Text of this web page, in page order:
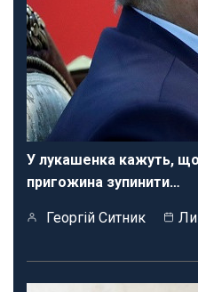
У лукашенка кажуть,
пригожина зупинити…
Георгій Ситник